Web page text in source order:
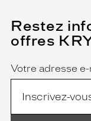
Restez
offres
Name
Votre adresse e-
(Ce
champ
est
obligatoire)